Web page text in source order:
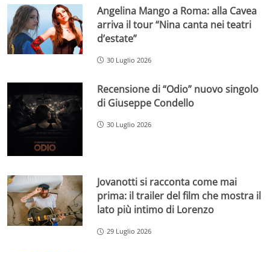
Angelina Mango a Roma: alla Cavea
arriva il tour “Nina canta nei teatri
d’estate”
30 Luglio 2026
Recensione di “Odio” nuovo singolo
di Giuseppe Condello
30 Luglio 2026
Jovanotti si racconta come mai
prima: il trailer del film che mostra il
lato più intimo di Lorenzo
29 Luglio 2026